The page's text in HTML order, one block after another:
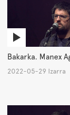
Bakarka. Manex
2022-05-29 Izarra